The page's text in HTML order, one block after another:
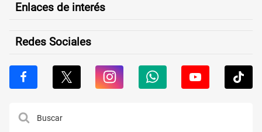
Enlaces de interés
Redes Sociales